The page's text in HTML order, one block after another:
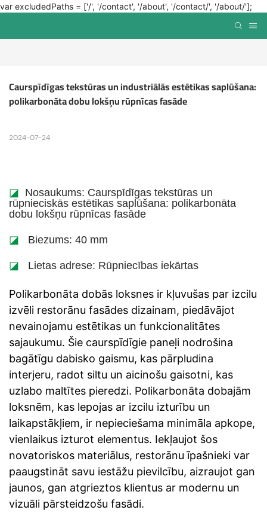
var excludedPaths = ['/', '/contact', '/about', '/contact/', '/about/'];
Caurspīdīgas tekstūras un industriālās estētikas saplūšana:
polikarbonāta dobu lokšņu rūpnīcas fasāde
2024-07-24
◪ Nosaukums: Caurspīdīgas tekstūras un
rūpnieciskās estētikas saplūšana: polikarbonāta
dobu lokšņu rūpnīcas fasāde
◪ Biezums: 40 mm
◪ Lietas adrese: Rūpniecības iekārtas
Polikarbonāta dobās loksnes ir kļuvušas par izcilu
izvēli restorānu fasādes dizainam, piedāvājot
nevainojamu estētikas un funkcionalitātes
sajaukumu. Šie caurspīdīgie paneļi nodrošina
bagātīgu dabisko gaismu, kas pārpludina
interjeru, radot siltu un aicinošu gaisotni, kas
uzlabo maltītes pieredzi. Polikarbonāta dobajām
loksnēm, kas lepojas ar izcilu izturību un
laikapstākļiem, ir nepieciešama minimāla apkope,
vienlaikus izturot elementus. Iekļaujot šos
novatoriskos materiālus, restorānu īpašnieki var
paaugstināt savu iestāžu pievilcību, aizraujot gan
jaunos, gan atgrieztos klientus ar modernu un
vizuāli pārsteidzošu fasādi.